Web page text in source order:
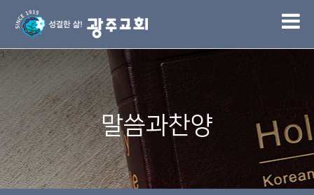
1
말씀과찬양